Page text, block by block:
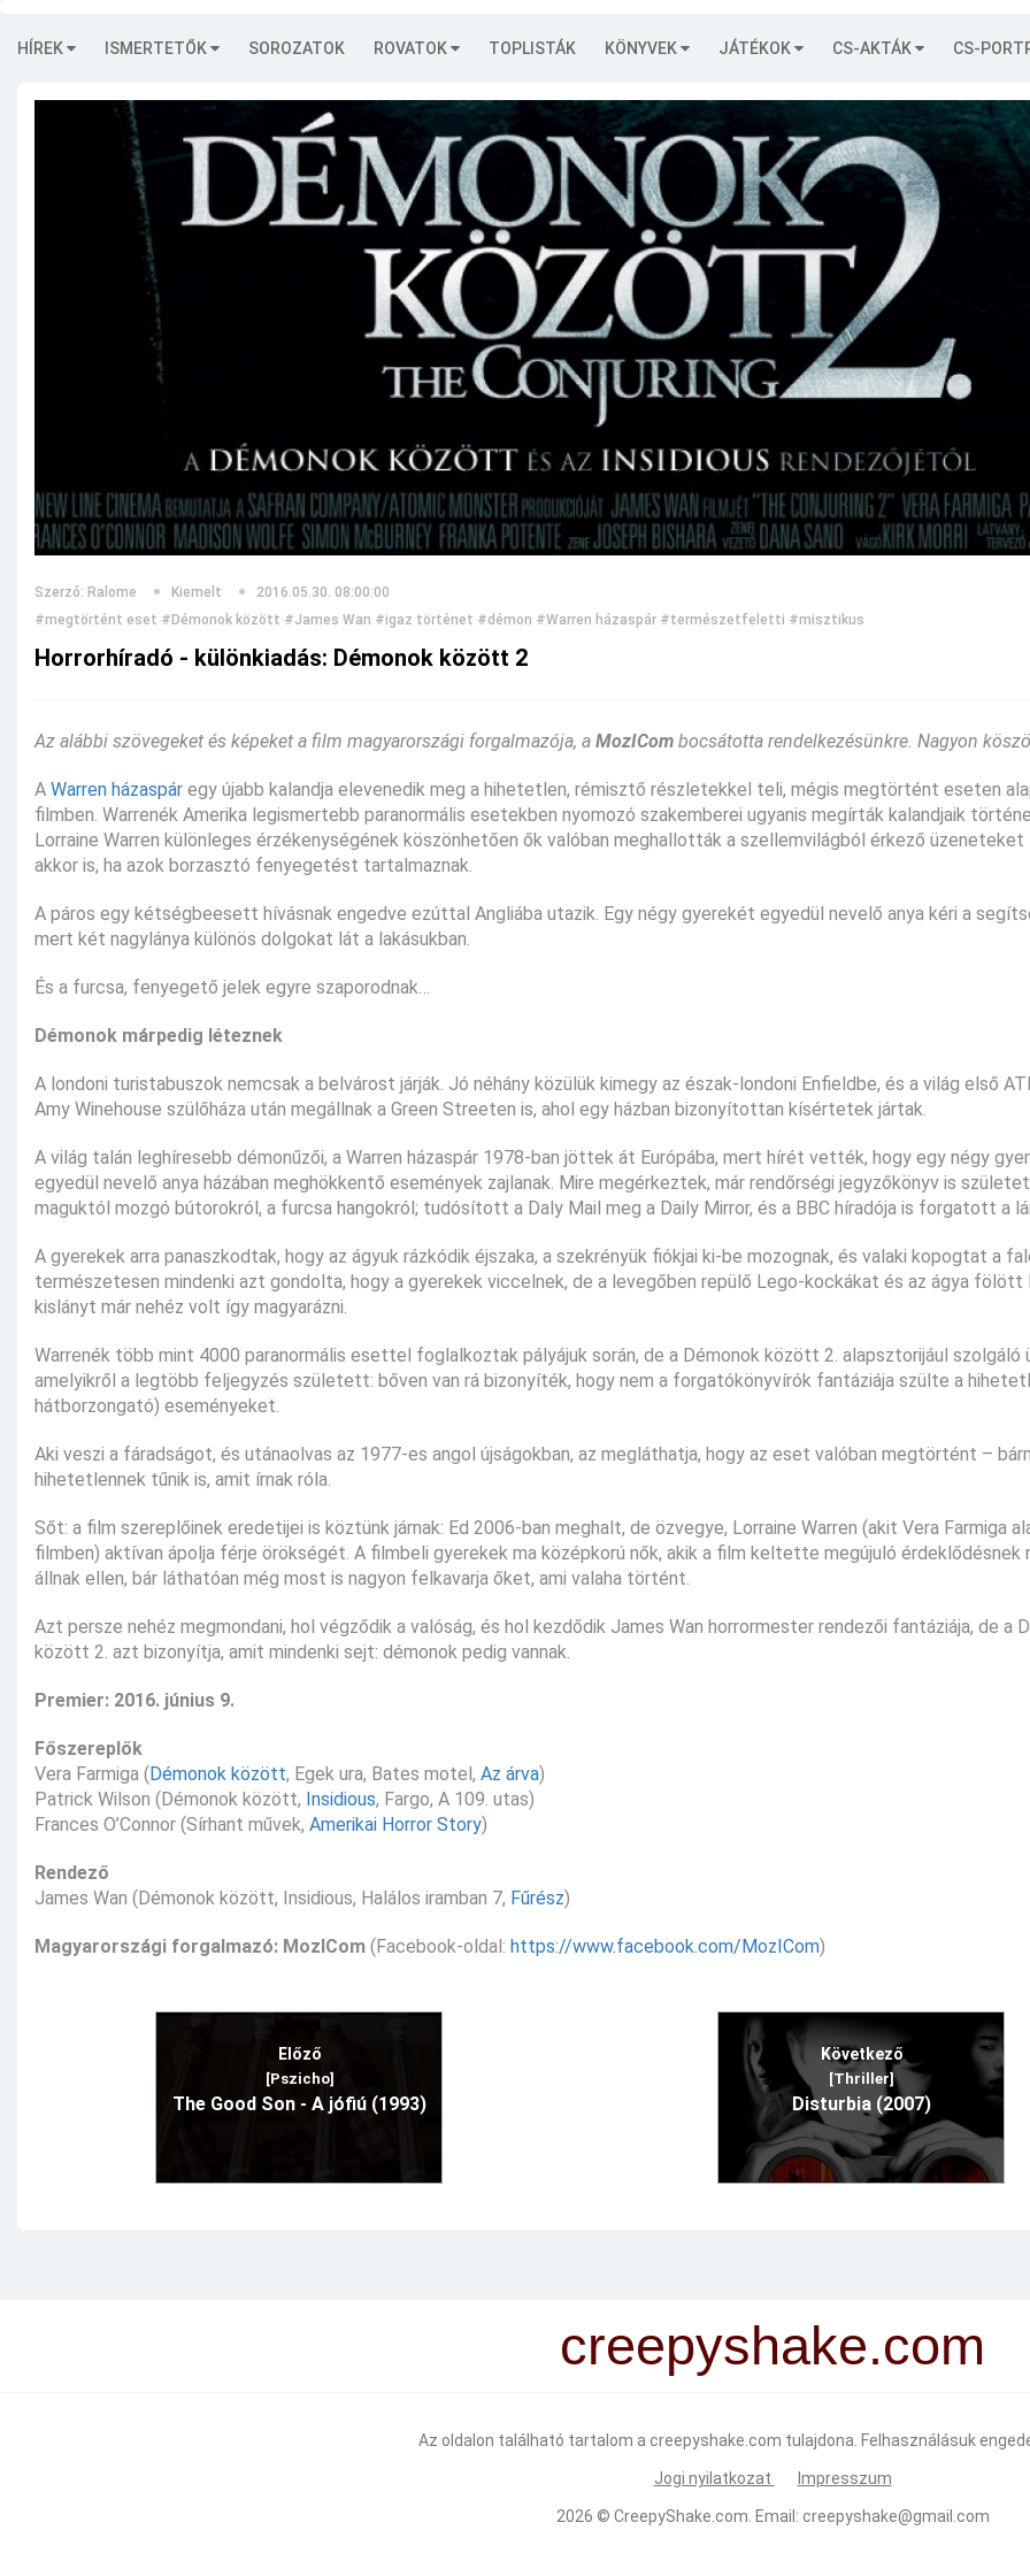
HÍREK ISMERTETŐK SOROZATOK ROVATOK TOPLISTÁK KÖNYVEK JÁTÉKOK CS-AKTÁK CS-
Szerző: Ralome Kiemelt
2016.05.30. 08:00:00
#megtörtént eset #Démonok között #James Wan #igaz történet #démon #Warren házaspár #természetfeletti #misztikus
Horrorhíradó - különkiadás: Démonok között 2
Az alábbi szövegeket és képeket a film magyarországi forgalmazója, a MozICom bocsátotta rendelkezésünkre. Nagyon
A Warren házaspár egy újabb kalandja elevenedik meg a hihetetlen, rémisztő részletekkel teli, mégis megtörtént eseten
filmben. Warrenék Amerika legismertebb paranormális esetekben nyomozó szakemberei ugyanis megírták kalandjaik
Lorraine Warren különleges érzékenységének köszönhetően ők valóban meghallották a szellemvilágból érkező üzeneteket
akkor is, ha azok borzasztó fenyegetést tartalmaznak.
A páros egy kétségbeesett hívásnak engedve ezúttal Angliába utazik. Egy négy gyerekét egyedül nevelő anya kéri a
mert két nagylánya különös dolgokat lát a lakásukban.
És a furcsa, fenyegető jelek egyre szaporodnak…
Démonok márpedig léteznek
A londoni turistabuszok nemcsak a belvárost járják. Jó néhány közülük kimegy az észak-londoni Enfieldbe, és a világ első
Amy Winehouse szülőháza után megállnak a Green Streeten is, ahol egy házban bizonyítottan kísértetek jártak.
A világ talán leghíresebb démonűzői, a Warren házaspár 1978-ban jöttek át Európába, mert hírét vették, hogy egy négy
egyedül nevelő anya házában meghökkentő események zajlanak. Mire megérkeztek, már rendőrségi jegyzőkönyv is
maguktól mozgó bútorokról, a furcsa hangokról; tudósított a Daly Mail meg a Daily Mirror, és a BBC híradója is forgatott a
A gyerekek arra panaszkodtak, hogy az ágyuk rázkódik éjszaka, a szekrényük fiókjai ki-be mozognak, és valaki kopogtat a
természetesen mindenki azt gondolta, hogy a gyerekek viccelnek, de a levegőben repülő Lego-kockákat és az ágya fölött
kislányt már nehéz volt így magyarázni.
Warrenék több mint 4000 paranormális esettel foglalkoztak pályájuk során, de a Démonok között 2. alapsztorijául szolgáló
amelyikről a legtöbb feljegyzés született: bőven van rá bizonyíték, hogy nem a forgatókönyvírók fantáziája szülte a
hátborzongató) eseményeket.
Aki veszi a fáradságot, és utánaolvas az 1977-es angol újságokban, az megláthatja, hogy az eset valóban megtörtént –
hihetetlennek tűnik is, amit írnak róla.
Sőt: a film szereplőinek eredetijei is köztünk járnak: Ed 2006-ban meghalt, de özvegye, Lorraine Warren (akit Vera Farmiga
filmben) aktívan ápolja férje örökségét. A filmbeli gyerekek ma középkorú nők, akik a film keltette megújuló érdeklődésnek
állnak ellen, bár láthatóan még most is nagyon felkavarja őket, ami valaha történt.
Azt persze nehéz megmondani, hol végződik a valóság, és hol kezdődik James Wan horrormester rendezői fantáziája, de a
között 2. azt bizonyítja, amit mindenki sejt: démonok pedig vannak.
Premier: 2016. június 9.
Főszereplők
Vera Farmiga (Démonok között, Egek ura, Bates motel, Az árva)
Patrick Wilson (Démonok között, Insidious, Fargo, A 109. utas)
Frances O’Connor (Sírhant művek, Amerikai Horror Story)
Rendező
James Wan (Démonok között, Insidious, Halálos iramban 7, Fűrész)
Magyarországi forgalmazó: MozICom (Facebook-oldal: https://www.facebook.com/MozICom)
Előző
[Pszicho]
The Good Son - A jófiú (1993)
Következő
[Thriller]
Disturbia (2007)
creepyshake.com
Az oldalon található tartalom a creepyshake.com tulajdona. Felhasználásuk
Jogi nyilatkozat Impresszum
2026 © CreepyShake.com . Email: creepyshake@gmail.com